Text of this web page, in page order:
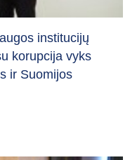
institucijų
korupcija vyks
ir Suomijos